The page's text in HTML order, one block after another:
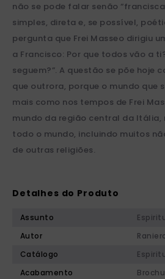
não se pode falar senão
simples, direta e, se possível,
pergunta que Frei Masseo dirigiu
a Francisco: Por que todos vão a
seguem?”. A questão se põe hoje
que outrora, porque o mundo que
mais como nos tempos de Frei
mundo da região central da Itália,
todo o mundo, incluindo muitos
de outras religiões.
Detalhes do Produto
Assunto
Autor
Catálogo
Acabamento